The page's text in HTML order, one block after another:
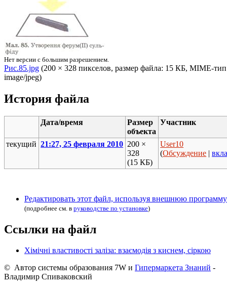
Нет версии с большим разрешением.
Рис.85.jpg (200 × 328 пикселов, размер файла: 15 КБ, MIME-
image/jpeg)
История файла
Дата/время
Размер
объекта
Участник
текущий 21:27, 25 февраля 2010 200 ×
328
(15 КБ)
User10
(Обсуждение |
Редактировать этот файл, используя внешнюю программу
(подробнее см. в руководстве по установке)
Ссылки на файл
Хімічні властивості заліза: взаємодія з киснем, сіркою
© Автор системы образования 7W и Гипермаркета Знаний -
Владимир Спиваковский